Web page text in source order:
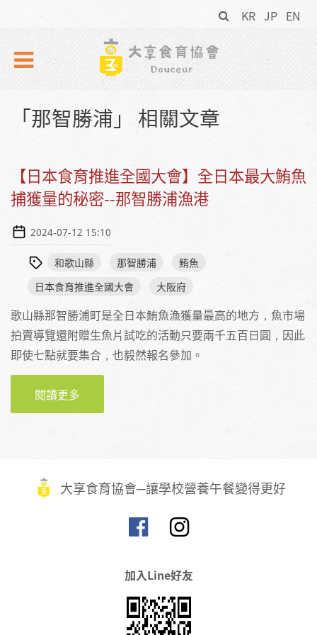
KR JP EN
搜
尋
表
「那智勝浦」 相關文章
【日本食育推進全國大會】全日本最大鮪魚
捕獲量的秘密--那智勝浦漁港
2024-07-12 15:10
和歌山縣 那智勝浦
鮪魚
日本食育推進全國大會
大阪府
歌山縣那智勝浦町是全日本鮪魚漁獲量最高的地方，魚市場
拍賣導覽還附贈生魚片試吃的活動只要兩千五百日圓，因此
即使七點就要集合，也毅然報名參加。
閱讀更多
魚捕獲量的秘密--那智勝浦漁港
大享食育協會─讓學校營養午餐變得更好
加入Line好友